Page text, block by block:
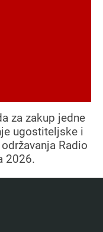
za zakup jedne
ugostiteljske i
Radio
2026.